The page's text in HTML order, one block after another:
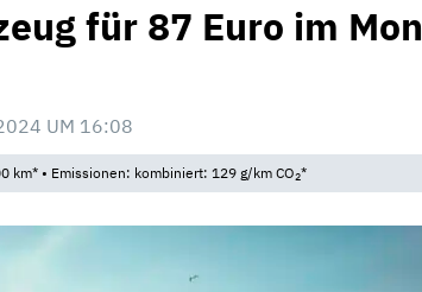
für 87 Euro im
UM 16:08
km* • Emissionen: kombiniert: 129 g/km CO2*